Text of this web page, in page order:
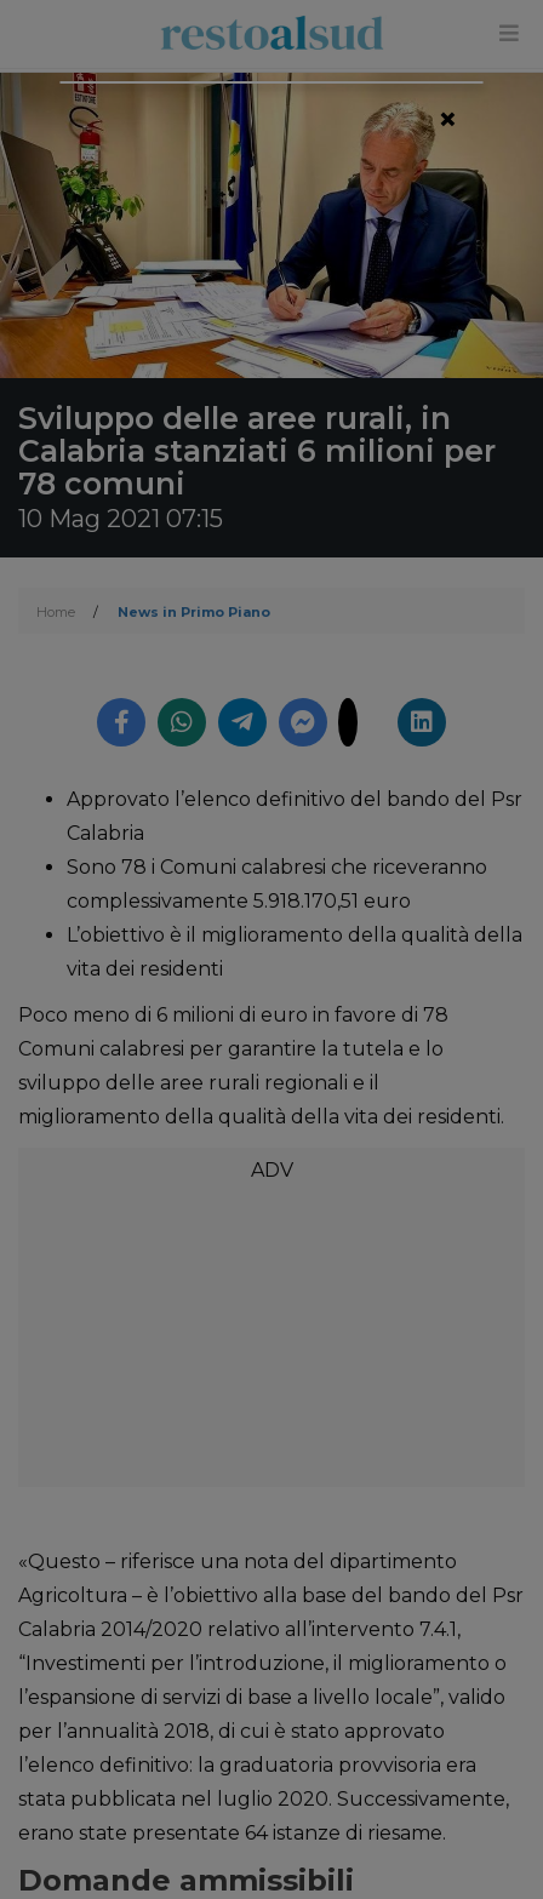
Sviluppo delle aree rurali, in
Calabria stanziati 6 milioni per
78 comuni
10 Mag 2021 07:15
Home / News in Primo Piano
Approvato l’elenco definitivo del bando del Psr
Calabria
Sono 78 i Comuni calabresi che riceveranno
complessivamente 5.918.170,51 euro
L’obiettivo è il miglioramento della qualità della
vita dei residenti
Poco meno di 6 milioni di euro in favore di 78
Comuni calabresi per garantire la tutela e lo
sviluppo delle aree rurali regionali e il
miglioramento della qualità della vita dei residenti.
«Questo – riferisce una nota del dipartimento
Agricoltura – è l’obiettivo alla base del bando del Psr
Calabria 2014/2020 relativo all’intervento 7.4.1,
“Investimenti per l’introduzione, il miglioramento o
l’espansione di servizi di base a livello locale”, valido
per l’annualità 2018, di cui è stato approvato
l’elenco definitivo: la graduatoria provvisoria era
stata pubblicata nel luglio 2020. Successivamente,
erano state presentate 64 istanze di riesame.
Domande ammissibili
×